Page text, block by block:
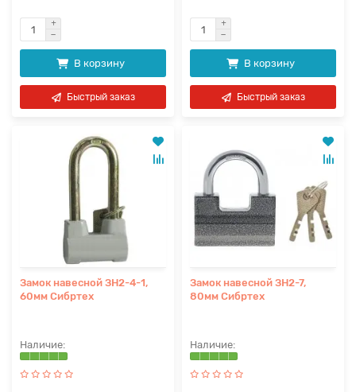
В корзину
Быстрый заказ
В корзину
Быстрый заказ
Замок навесной ЗН2-4-1,
60мм Сибртех
Замок навесной ЗН2-7,
80мм Сибртех